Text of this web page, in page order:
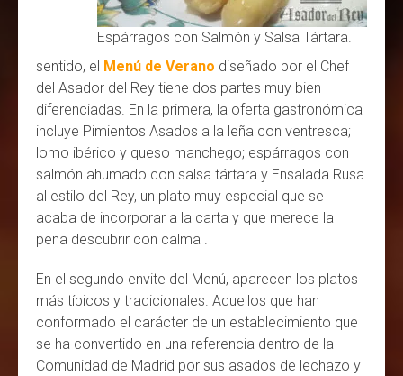
Espárragos con Salmón y Salsa Tártara.
sentido, el Menú de Verano diseñado por el Chef
del Asador del Rey tiene dos partes muy bien
diferenciadas. En la primera, la oferta gastronómica
incluye Pimientos Asados a la leña con ventresca;
lomo ibérico y queso manchego; espárragos con
salmón ahumado con salsa tártara y Ensalada Rusa
al estilo del Rey, un plato muy especial que se
acaba de incorporar a la carta y que merece la
pena descubrir con calma .
En el segundo envite del Menú, aparecen los platos
más típicos y tradicionales. Aquellos que han
conformado el carácter de un establecimiento que
se ha convertido en una referencia dentro de la
Comunidad de Madrid por sus asados de lechazo y